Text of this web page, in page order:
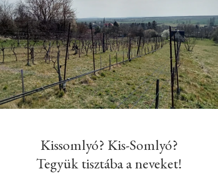
Kissomlyó? Kis-Somlyó?
Tegyük tisztába a neveket!